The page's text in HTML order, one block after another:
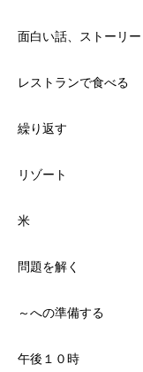
面白い話、ストーリー
レストランで食べる
繰り返す
リゾート
米
問題を解く
～への準備する
午後１０時